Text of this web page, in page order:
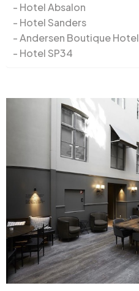
Hotel Absalon
Hotel Sanders
Andersen Boutique Hotel
Hotel SP34